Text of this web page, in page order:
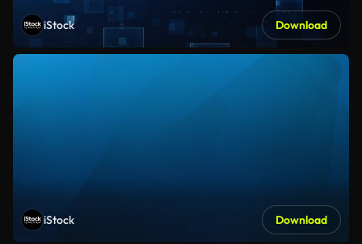
iStock Download
iStock Download